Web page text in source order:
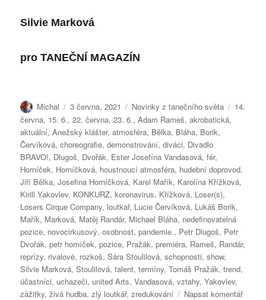
Silvie Marková
pro TANEČNÍ MAGAZÍN
Autor:
Michal Publikováno:
3 června, 2021 Rubriky:
Novinky z tanečního světa Štítky:
14.
června, 15. 6.,22. června,23. 6.,Adam Rameš,akrobatická,
aktuální,Anežský klášter,atmosféra, Bělka, Bláha, Borik,
Červíková,choreografie,demonstrování,diváci, Divadlo
BRAVO!, Dlugoš, Dvořák, Ester Josefína Vandasová,fér,
Horníček, Horníčková, houstnoucí atmosféra, hudební doprovod,
Jiří Bělka,Josefina Horníčková, Karel Mařík, Karolína Křížková,
Kirill Yakovlev, KONKURZ,koronavirus, Křížková, Loser(s),
Losers Cirque Company, loutkař, Lucie Červíková, Lukáš Borik,
Mařík, Marková, Matěj Randár, Michael Bláha, nedefinovatelná
pozice, novocirkusový,osobnost,pandemie., Petr Dlugoš, Petr
Dvořák,petr horníček,pozice, Pražák,premiéra, Rameš, Randár,
reprízy, rivalové, rozkoš,Sára Stoulilová,schopnosti,show,
Silvie Marková,Stoulilová,talent,termíny,Tomáš Pražák,trend,
účastníci, uchazeči, united Arts,Vandasová,vztahy,Yakovlev,
zážitky,živá hudba,zlý loutkář,zredukování Napsat komentářpro